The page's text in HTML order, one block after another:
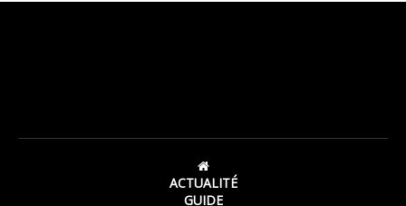
ACTUALITÉ
GUIDE